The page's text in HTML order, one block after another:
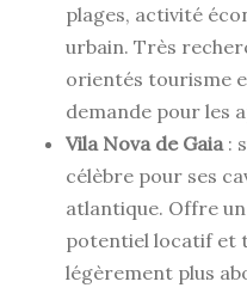
plages, activité
urbain. Très
orientés tourisme
demande pour les
Vila Nova de Gaia :
célèbre pour ses
atlantique. Offre
potentiel locatif et
légèrement plus